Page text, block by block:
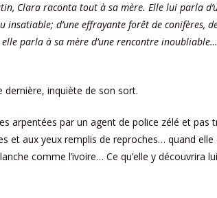
Clara raconta tout à sa mère. Elle lui parla
insatiable; d’une effrayante forêt de conifères,
parla à sa mère d’une rencontre inoubliable…
dernière, inquiète de son sort.
arpentées par un agent de police zélé et pas
et aux yeux remplis de reproches… quand
comme l’ivoire… Ce qu’elle y découvrira